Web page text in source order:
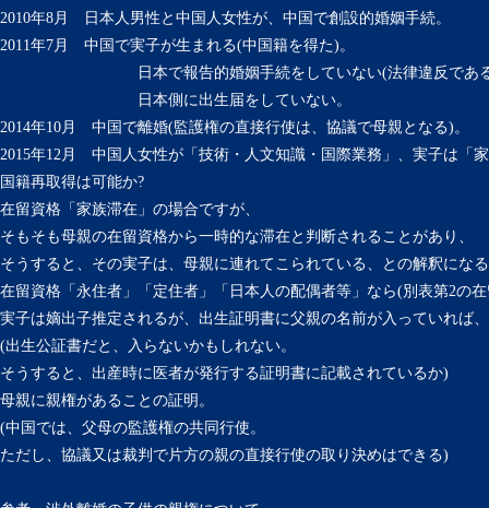
2010年8月 日本人男性と中国人女性が、中国で創設的婚姻手続。
2011年7月 中国で実子が生まれる(中国籍を得た)。
日本で報告的婚姻手続をしていない(法律違反であ
日本側に出生届をしていない。
2014年10月 中国で離婚(監護権の直接行使は、協議で母親となる)。
2015年12月 中国人女性が「技術・人文知識・国際業務」、実子は「
国籍再取得は可能か?
在留資格「家族滞在」の場合ですが、
そもそも母親の在留資格から一時的な滞在と判断されることがあり、
そうすると、その実子は、母親に連れてこられている、との解釈にな
在留資格「永住者」「定住者」「日本人の配偶者等」なら(別表第2の
実子は嫡出子推定されるが、出生証明書に父親の名前が入っていれば
(出生公証書だと、入らないかもしれない。
そうすると、出産時に医者が発行する証明書に記載されているか)
母親に親権があることの証明。
(中国では、父母の監護権の共同行使。
ただし、協議又は裁判で片方の親の直接行使の取り決めはできる)